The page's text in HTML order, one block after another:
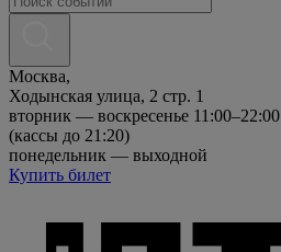
Москва,
Ходынская улица, 2 стр. 1
вторник — воскресенье 11:00–22:00
(кассы до 21:20)
понедельник — выходной
Купить билет